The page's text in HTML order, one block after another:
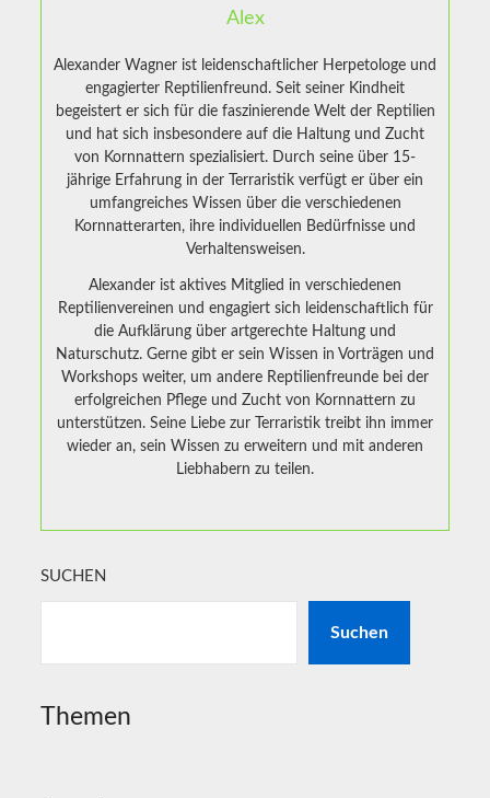
Alex
Alexander Wagner ist leidenschaftlicher Herpetologe und
engagierter Reptilienfreund. Seit seiner Kindheit
begeistert er sich für die faszinierende Welt der Reptilien
und hat sich insbesondere auf die Haltung und Zucht
von Kornnattern spezialisiert. Durch seine über 15-
jährige Erfahrung in der Terraristik verfügt er über ein
umfangreiches Wissen über die verschiedenen
Kornnatterarten, ihre individuellen Bedürfnisse und
Verhaltensweisen.
Alexander ist aktives Mitglied in verschiedenen
Reptilienvereinen und engagiert sich leidenschaftlich für
die Aufklärung über artgerechte Haltung und
Naturschutz. Gerne gibt er sein Wissen in Vorträgen und
Workshops weiter, um andere Reptilienfreunde bei der
erfolgreichen Pflege und Zucht von Kornnattern zu
unterstützen. Seine Liebe zur Terraristik treibt ihn immer
wieder an, sein Wissen zu erweitern und mit anderen
Liebhabern zu teilen.
SUCHEN
Suchen
Themen